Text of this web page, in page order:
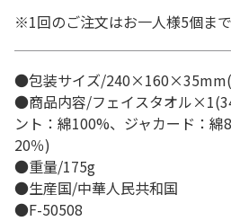
※1回のご注文はお一人様5個まで
●包装サイズ/
●商品内容/フェイスタオル
ント：綿100%、ジャカード：綿
20％)
●重量/175g
●生産国/中華人民共和国
●F-50508